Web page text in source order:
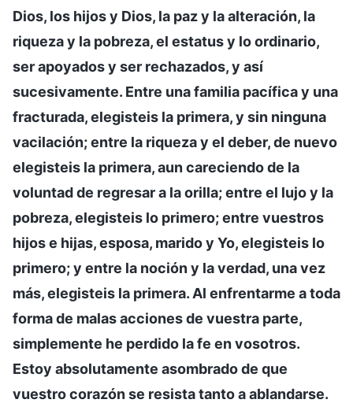
Dios, los hijos y Dios, la paz y la alteración, la
riqueza y la pobreza, el estatus y lo ordinario,
ser apoyados y ser rechazados, y así
sucesivamente. Entre una familia pacífica y una
fracturada, elegisteis la primera, y sin ninguna
vacilación; entre la riqueza y el deber, de nuevo
elegisteis la primera, aun careciendo de la
voluntad de regresar a la orilla; entre el lujo y la
pobreza, elegisteis lo primero; entre vuestros
hijos e hijas, esposa, marido y Yo, elegisteis lo
primero; y entre la noción y la verdad, una vez
más, elegisteis la primera. Al enfrentarme a toda
forma de malas acciones de vuestra parte,
simplemente he perdido la fe en vosotros.
Estoy absolutamente asombrado de que
vuestro corazón se resista tanto a ablandarse.